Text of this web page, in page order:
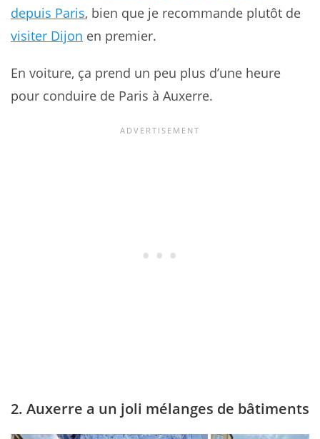
depuis Paris, bien que je recommande plutôt de
visiter Dijon en premier.
En voiture, ça prend un peu plus d’une heure
pour conduire de Paris à Auxerre.
2. Auxerre a un joli mélanges de bâtiments